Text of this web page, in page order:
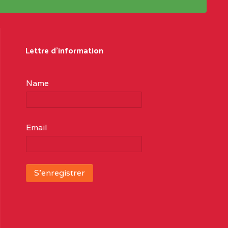
Lettre d'information
Name
Email